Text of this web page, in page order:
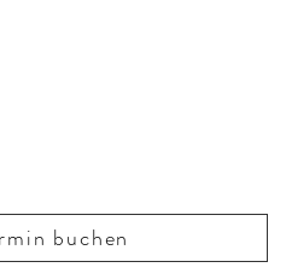
buchen